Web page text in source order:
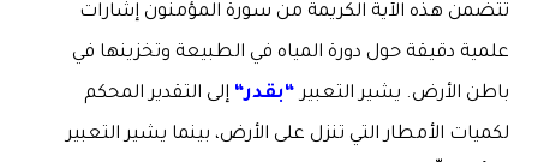
تتضمن هذه الآية الكريمة من سورة المؤمنون إشارات
علمية دقيقة حول دورة المياه في الطبيعة وتخزينها في
باطن الأرض. يشير التعبير “بقدر“ إلى التقدير المحكم
لكميات الأمطار التي تنزل على الأرض، بينما يشير التعبير